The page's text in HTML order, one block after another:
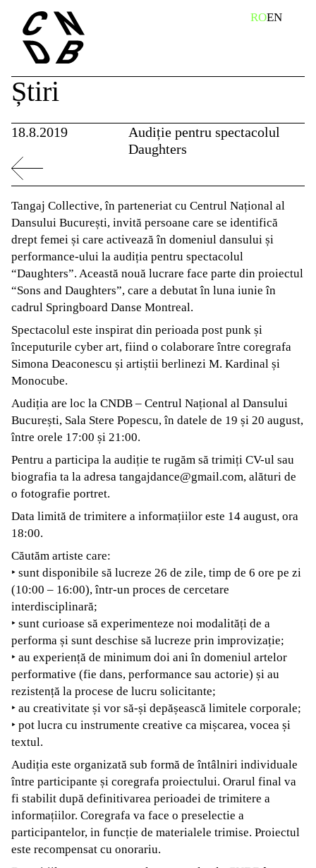
content
caută ROEN
Știri
18.8.2019
Audiție pentru spectacolul
Daughters
Tangaj Collective, în parteneriat cu Centrul Național al
Dansului București, invită persoane care se identifică
drept femei și care activează în domeniul dansului și
performance-ului la audiția pentru spectacolul
“Daughters”. Această nouă lucrare face parte din proiectul
“Sons and Daughters”, care a debutat în luna iunie în
cadrul Springboard Danse Montreal.
Spectacolul este inspirat din perioada post punk și
începuturile cyber art, fiind o colaborare între coregrafa
Simona Deaconescu și artiștii berlinezi M. Kardinal și
Monocube.
Audiția are loc la CNDB – Centrul Național al Dansului
București, Sala Stere Popescu, în datele de 19 și 20 august,
între orele 17:00 și 21:00.
Pentru a participa la audiție te rugăm să trimiți CV-ul sau
biografia ta la adresa tangajdance@gmail.com, alături de
o fotografie portret.
Data limită de trimitere a informațiilor este 14 august, ora
18:00.
Căutăm artiste care:
‣ sunt disponibile să lucreze 26 de zile, timp de 6 ore pe zi
(10:00 – 16:00), într-un proces de cercetare
interdisciplinară;
‣ sunt curioase să experimenteze noi modalități de a
performa și sunt deschise să lucreze prin improvizație;
‣ au experiență de minimum doi ani în domeniul artelor
performative (fie dans, performance sau actorie) și au
rezistență la procese de lucru solicitante;
‣ au creativitate și vor să-și depășească limitele corporale;
‣ pot lucra cu instrumente creative ca mișcarea, vocea și
textul.
Audiția este organizată sub formă de întâlniri individuale
între participante și coregrafa proiectului. Orarul final va
fi stabilit după definitivarea perioadei de trimitere a
informațiilor. Coregrafa va face o preselectie a
participantelor, in funcție de materialele trimise. Proiectul
este recompensat cu onorariu.